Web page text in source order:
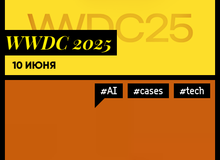
WWDC 2025
10 ИЮНЯ
#AI #cases #tech